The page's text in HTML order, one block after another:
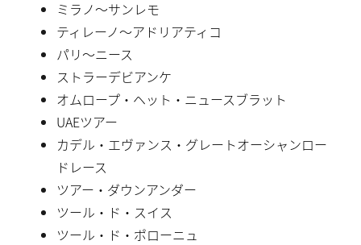
ミラノ〜サンレモ
ティレーノ〜アドリアティコ
パリ〜ニース
ストラーデビアンケ
オムロープ・ヘット・ニュースブラット
UAEツアー
カデル・エヴァンス・グレートオーシャンロー
ドレース
ツアー・ダウンアンダー
ツール・ド・スイス
ツール・ド・ポローニュ